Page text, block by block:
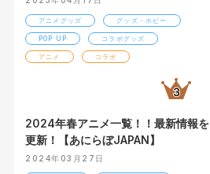
アニメグッズ グッズ・ホビー
POP UP コラボグッズ
アニメ コラボ
2024年春アニメ一覧！！最新情報を
更新！【あにらぼJAPAN】
2024年03月27日